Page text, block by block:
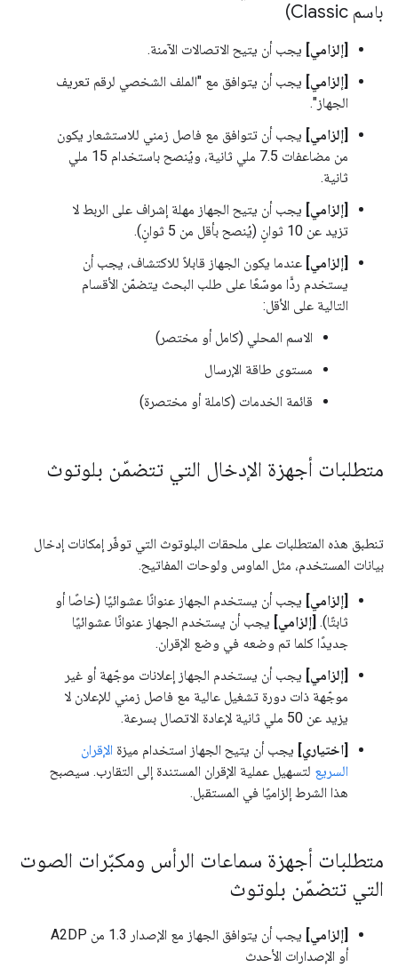
باسم Classic)
[إلزامي] يجب أن يتيح الاتصالات الآمنة.
[إلزامي] يجب أن يتوافق مع "الملف الشخصي لرقم تعريف
الجهاز".
[إلزامي] يجب أن تتوافق مع فاصل زمني للاستشعار يكون
من مضاعفات 7.5 ملي ثانية، ويُنصح باستخدام 15 ملي
ثانية.
[إلزامي] يجب أن يتيح الجهاز مهلة إشراف على الربط لا
تزيد عن 10 ثوانٍ (يُنصح بأقل من 5 ثوانٍ).
[إلزامي] عندما يكون الجهاز قابلاً للاكتشاف، يجب أن
يستخدم ردًّا موسّعًا على طلب البحث يتضمّن الأقسام
التالية على الأقل:
الاسم المحلي (كامل أو مختصر)
مستوى طاقة الإرسال
قائمة الخدمات (كاملة أو مختصرة)
متطلبات أجهزة الإدخال التي تتضمّن بلوتوث
تنطبق هذه المتطلبات على ملحقات البلوتوث التي توفّر إمكانات إدخال
بيانات المستخدم، مثل الماوس ولوحات المفاتيح.
[إلزامي] يجب أن يستخدم الجهاز عنوانًا عشوائيًا (خاصًا أو
ثابتًا). [إلزامي] يجب أن يستخدم الجهاز عنوانًا عشوائيًا
جديدًا كلما تم وضعه في وضع الإقران.
[إلزامي] يجب أن يستخدم الجهاز إعلانات موجّهة أو غير
موجّهة ذات دورة تشغيل عالية مع فاصل زمني للإعلان لا
يزيد عن 50 ملي ثانية لإعادة الاتصال بسرعة.
[اختياري] يجب أن يتيح الجهاز استخدام ميزة الإقران
السريع لتسهيل عملية الإقران المستندة إلى التقارب. سيصبح
هذا الشرط إلزاميًا في المستقبل.
متطلبات أجهزة سماعات الرأس ومكبّرات الصوت
التي تتضمّن بلوتوث
[إلزامي]
يجب أن يتوافق الجهاز مع الإصدار 1.3 من A2DP
أو الإصدارات الأحدث